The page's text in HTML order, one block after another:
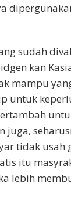
sudah
kan
mampu
untuk
juga,
tidak usah
itu
lebih